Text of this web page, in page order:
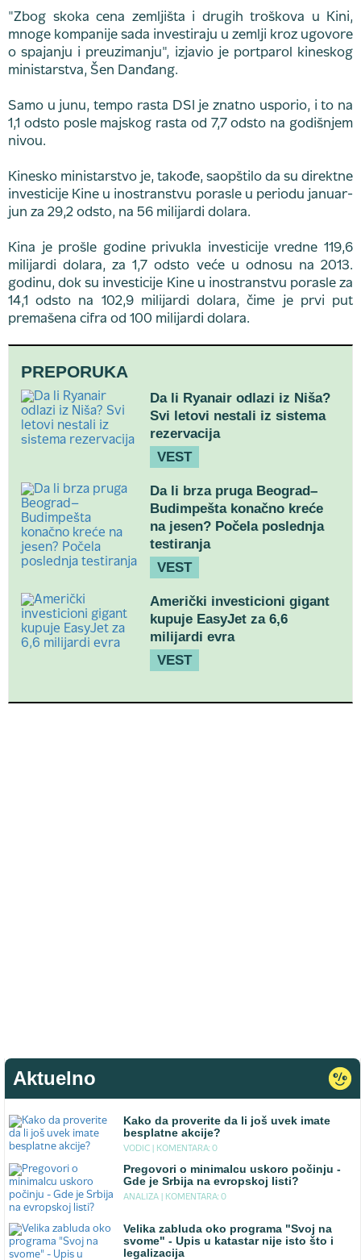
"Zbog skoka cena zemljišta i drugih troškova u Kini,
mnoge kompanije sada investiraju u zemlji kroz ugovore
o spajanju i preuzimanju", izjavio je portparol kineskog
ministarstva, Šen Danđang.
Samo u junu, tempo rasta DSI je znatno usporio, i to na
1,1 odsto posle majskog rasta od 7,7 odsto na godišnjem
nivou.
Kinesko ministarstvo je, takođe, saopštilo da su direktne
investicije Kine u inostranstvu porasle u periodu januar-
jun za 29,2 odsto, na 56 milijardi dolara.
Kina je prošle godine privukla investicije vredne 119,6
milijardi dolara, za 1,7 odsto veće u odnosu na 2013.
godinu, dok su investicije Kine u inostranstvu porasle za
14,1 odsto na 102,9 milijardi dolara, čime je prvi put
premašena cifra od 100 milijardi dolara.
PREPORUKA
Da li Ryanair odlazi iz Niša?
Svi letovi nestali iz sistema
rezervacija
VEST
Da li brza pruga Beograd–
Budimpešta konačno kreće
na jesen? Počela poslednja
testiranja
VEST
Američki investicioni gigant
kupuje EasyJet za 6,6
milijardi evra
VEST
Aktuelno
Kako da proverite da li još uvek imate
besplatne akcije?
VODIC | KOMENTARA: 0
Pregovori o minimalcu uskoro počinju -
Gde je Srbija na evropskoj listi?
ANALIZA | KOMENTARA: 0
Velika zabluda oko programa "Svoj na
svome" - Upis u katastar nije isto što i
legalizacija